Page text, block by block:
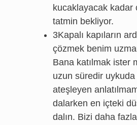
kucaklayacak kadar
tatmin bekliyor.
3Kapalı kapıların
çözmek benim
Bana katılmak ister
uzun süredir uykuda
ateşleyen
dalarken en içteki
dalın. Bizi daha